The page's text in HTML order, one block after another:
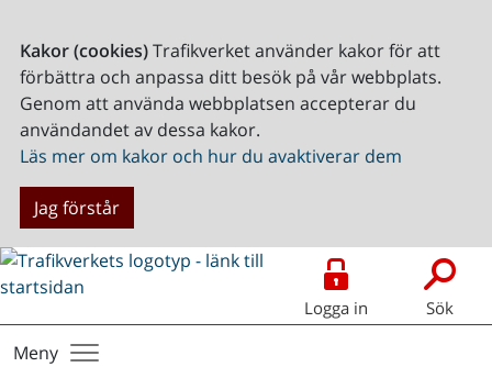
Kakor (cookies)Trafikverket använder kakor för att
förbättra och anpassa ditt besök på vår webbplats.
Genom att använda webbplatsen accepterar du
användandet av dessa kakor.
Läs mer om kakor och hur du avaktiverar dem
Jag förstår
Logga in Sök
Meny